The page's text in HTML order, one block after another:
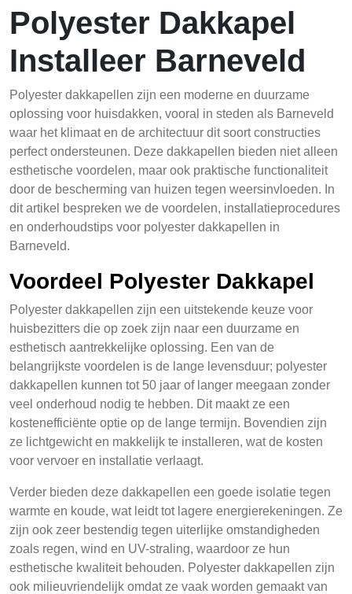
Polyester Dakkapel
Installeer Barneveld
Polyester dakkapellen zijn een moderne en duurzame
oplossing voor huisdakken, vooral in steden als Barneveld
waar het klimaat en de architectuur dit soort constructies
perfect ondersteunen. Deze dakkapellen bieden niet alleen
esthetische voordelen, maar ook praktische functionaliteit
door de bescherming van huizen tegen weersinvloeden. In
dit artikel bespreken we de voordelen, installatieprocedures
en onderhoudstips voor polyester dakkapellen in
Barneveld.
Voordeel Polyester Dakkapel
Polyester dakkapellen zijn een uitstekende keuze voor
huisbezitters die op zoek zijn naar een duurzame en
esthetisch aantrekkelijke oplossing. Een van de
belangrijkste voordelen is de lange levensduur; polyester
dakkapellen kunnen tot 50 jaar of langer meegaan zonder
veel onderhoud nodig te hebben. Dit maakt ze een
kostenefficiënte optie op de lange termijn. Bovendien zijn
ze lichtgewicht en makkelijk te installeren, wat de kosten
voor vervoer en installatie verlaagt.
Verder bieden deze dakkapellen een goede isolatie tegen
warmte en koude, wat leidt tot lagere energierekeningen. Ze
zijn ook zeer bestendig tegen uiterlijke omstandigheden
zoals regen, wind en UV-straling, waardoor ze hun
esthetische kwaliteit behouden. Polyester dakkapellen zijn
ook milieuvriendelijk omdat ze vaak worden gemaakt van